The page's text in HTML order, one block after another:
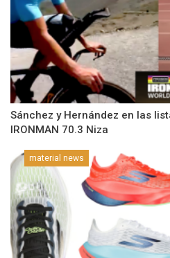
Sánchez y Hernández en las
IRONMAN 70.3 Niza
material news